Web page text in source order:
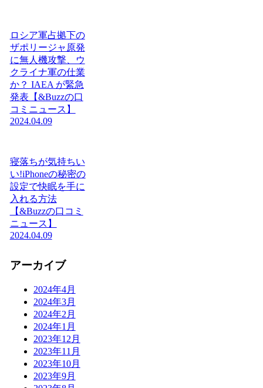
ロシア軍占拠下の
ザポリージャ原発
に無人機攻撃、ウ
クライナ軍の仕業
か？ IAEA が緊急
発表【&Buzzの口
コミニュース】
2024.04.09
寝落ちが気持ちい
い!iPhoneの秘密の
設定で快眠を手に
入れる方法
【&Buzzの口コミ
ニュース】
2024.04.09
アーカイブ
2024年4月
2024年3月
2024年2月
2024年1月
2023年12月
2023年11月
2023年10月
2023年9月